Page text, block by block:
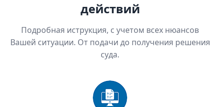
действий
Подробная иструкция, с учетом всех нюансов
Вашей ситуации. От подачи до получения решения
суда.